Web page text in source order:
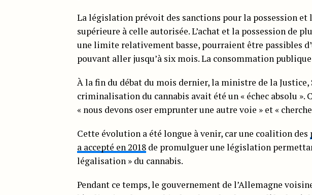
La législation prévoit des sanctions pour la possession et
supérieure à celle autorisée. L’achat et la possession de
une limite relativement basse, pourraient être passibles
pouvant aller jusqu’à six mois. La consommation
À la fin du débat du mois dernier, la ministre de la Justice,
criminalisation du cannabis avait été un « échec absolu ».
« nous devons oser emprunter une autre voie » et «
Cette évolution a été longue à venir, car une coalition des
a accepté en 2018 de promulguer une législation
légalisation » du cannabis.
Pendant ce temps, le gouvernement de l’Allemagne